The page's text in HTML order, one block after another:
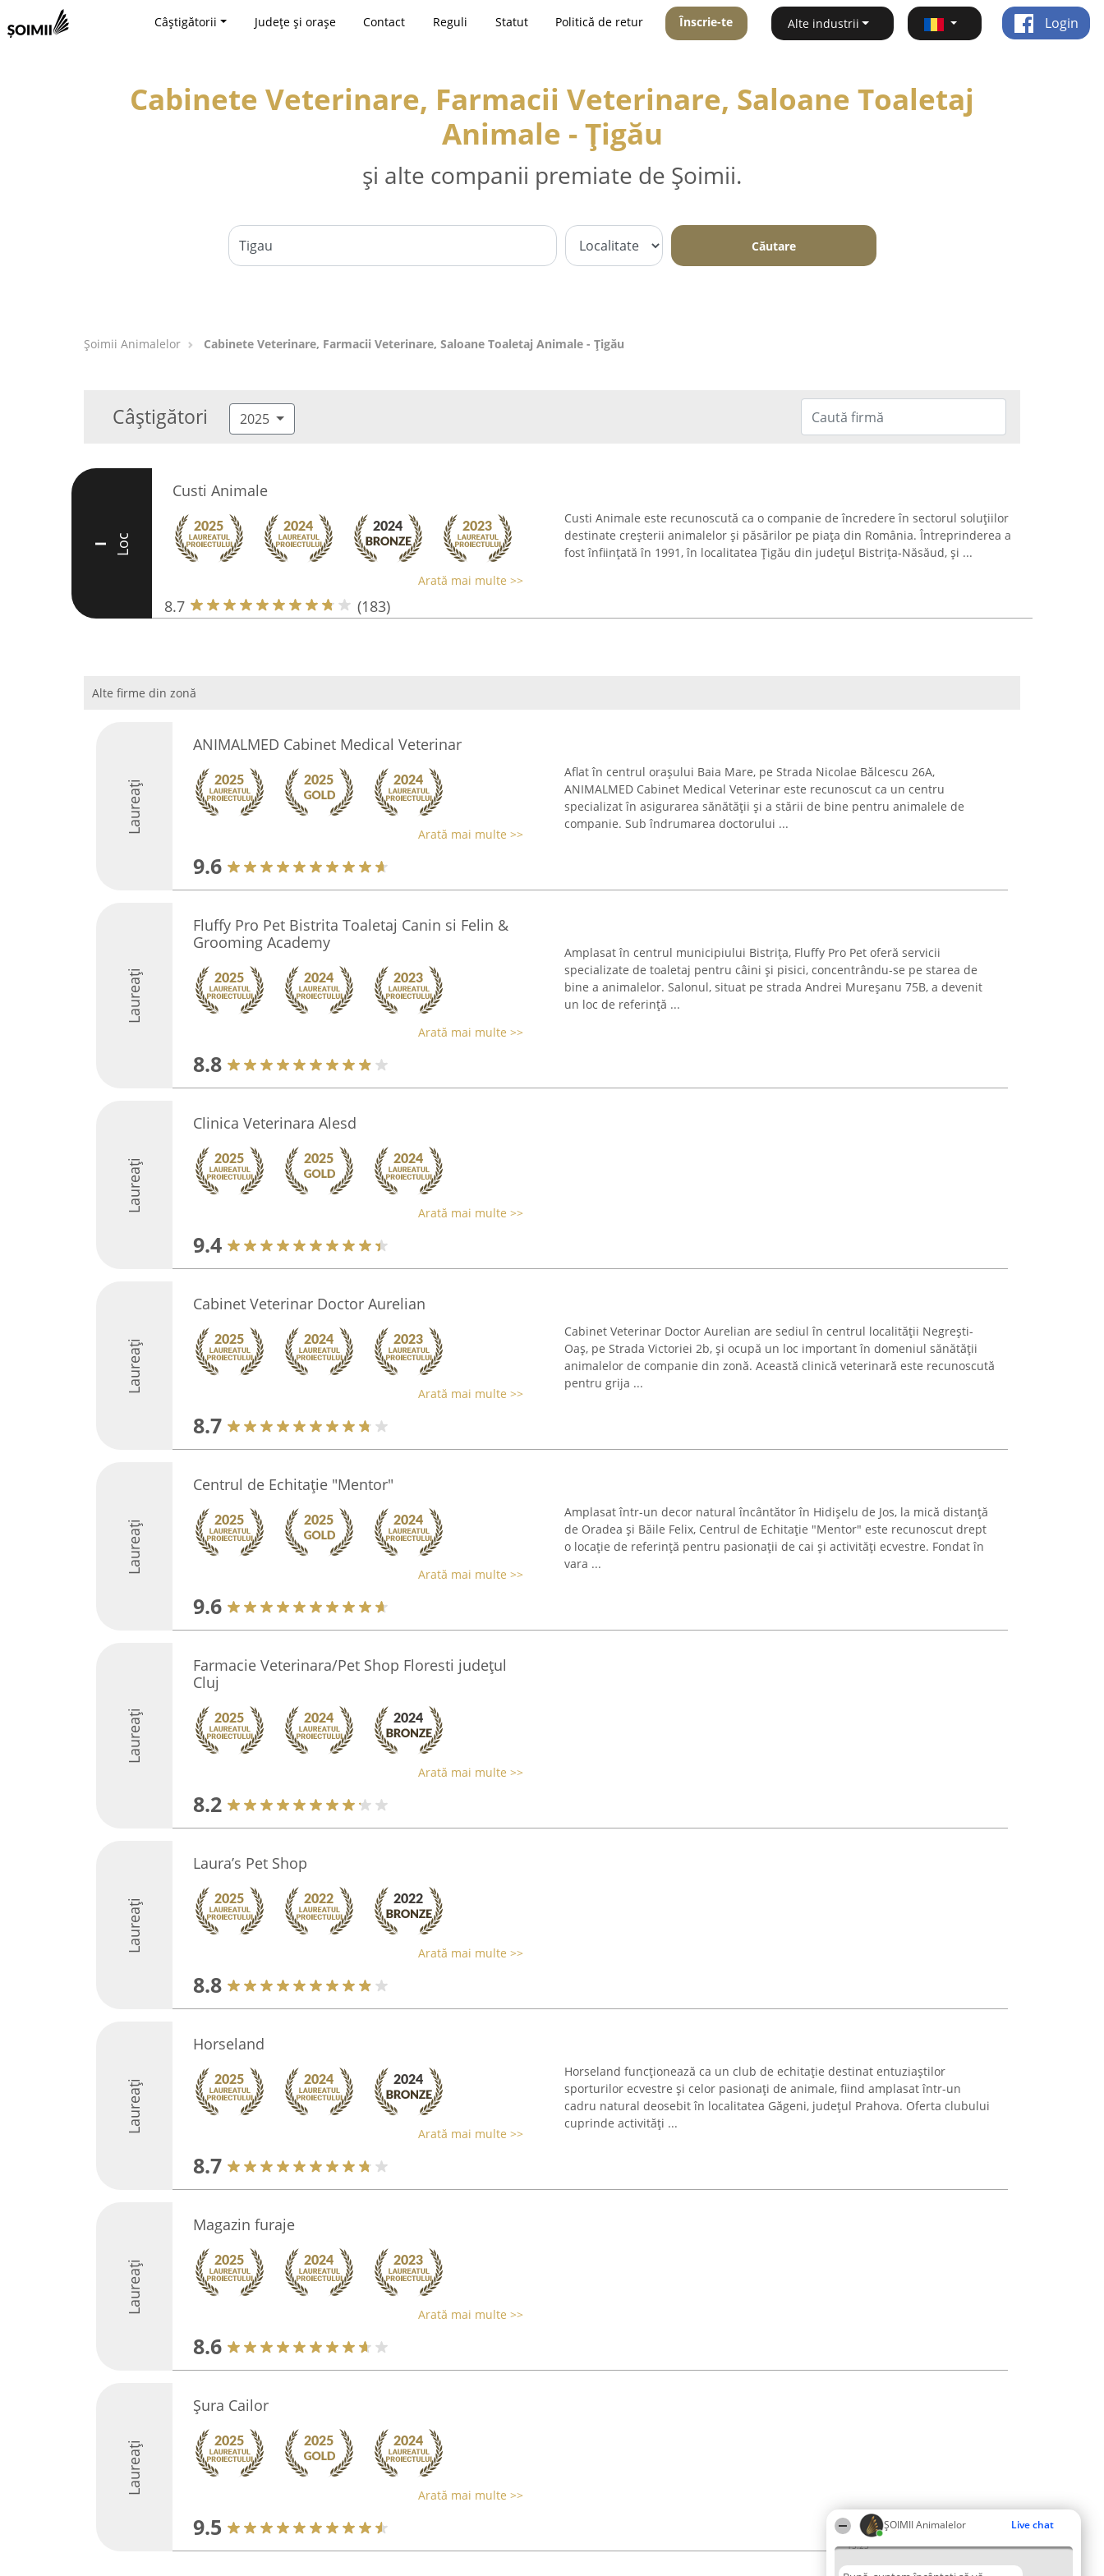
ŞOIMII Animalelor Live chat
15:23
Câștigătorii Județe și orașe Contact Reguli Statut Politică de retur Înscrie-te Alte industrii Login
Cabinete Veterinare, Farmacii Veterinare, Saloane Toaletaj
Animale - Ţigău
și alte companii premiate de Șoimii.
Căutare
Şoimii Animalelor Cabinete Veterinare, Farmacii Veterinare, Saloane Toaletaj Animale - Ţigău
Câștigători 2025
I Loc
Custi Animale
Arată mai multe >>
8.7 (183)
Custi Animale este recunoscută ca o companie de încredere în sectorul soluțiilor
destinate creșterii animalelor și păsărilor pe piața din România. Întreprinderea a
fost înființată în 1991, în localitatea Țigău din județul Bistrița-Năsăud, și ...
Alte firme din zonă
Laureați
ANIMALMED Cabinet Medical Veterinar
Arată mai multe >>
9.6
Aflat în centrul orașului Baia Mare, pe Strada Nicolae Bălcescu 26A,
ANIMALMED Cabinet Medical Veterinar este recunoscut ca un centru
specializat în asigurarea sănătății și a stării de bine pentru animalele de
companie. Sub îndrumarea doctorului ...
Laureați
Fluffy Pro Pet Bistrita Toaletaj Canin si Felin &
Grooming Academy
Arată mai multe >>
8.8
Amplasat în centrul municipiului Bistrița, Fluffy Pro Pet oferă servicii
specializate de toaletaj pentru câini și pisici, concentrându-se pe starea de
bine a animalelor. Salonul, situat pe strada Andrei Mureșanu 75B, a devenit
un loc de referință ...
Laureați
Clinica Veterinara Alesd
Arată mai multe >>
9.4
Laureați
Cabinet Veterinar Doctor Aurelian
Arată mai multe >>
8.7
Cabinet Veterinar Doctor Aurelian are sediul în centrul localității Negrești-
Oaș, pe Strada Victoriei 2b, și ocupă un loc important în domeniul sănătății
animalelor de companie din zonă. Această clinică veterinară este recunoscută
pentru grija ...
Laureați
Centrul de Echitaţie "Mentor"
Arată mai multe >>
9.6
Amplasat într-un decor natural încântător în Hidișelu de Jos, la mică distanță
de Oradea și Băile Felix, Centrul de Echitaţie "Mentor" este recunoscut drept
o locație de referință pentru pasionații de cai și activități ecvestre. Fondat în
vara ...
Laureați
Farmacie Veterinara/Pet Shop Floresti județul
Cluj
Arată mai multe >>
8.2
Laureați
Laura’s Pet Shop
Arată mai multe >>
8.8
Laureați
Horseland
Arată mai multe >>
8.7
Horseland funcționează ca un club de echitație destinat entuziaștilor
sporturilor ecvestre și celor pasionați de animale, fiind amplasat într-un
cadru natural deosebit în localitatea Găgeni, județul Prahova. Oferta clubului
cuprinde activități ...
Laureați
Magazin furaje
Arată mai multe >>
8.6
Laureați
Șura Cailor
Arată mai multe >>
9.5